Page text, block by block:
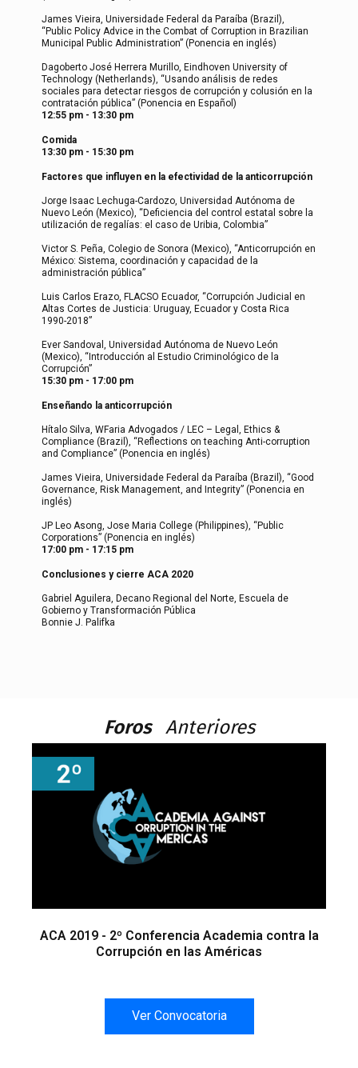
James Vieira, Universidade Federal da Paraíba (Brazil),
“Public Policy Advice in the Combat of Corruption in Brazilian
Municipal Public Administration” (Ponencia en inglés)
Dagoberto José Herrera Murillo, Eindhoven University of
Technology (Netherlands), “Usando análisis de redes
sociales para detectar riesgos de corrupción y colusión en la
contratación pública” (Ponencia en Español)
12:55 pm - 13:30 pm
Comida
13:30 pm - 15:30 pm
Factores que influyen en la efectividad de la anticorrupción
Jorge Isaac Lechuga-Cardozo, Universidad Autónoma de
Nuevo León (Mexico), “Deficiencia del control estatal sobre la
utilización de regalías: el caso de Uribia, Colombia”
Victor S. Peña, Colegio de Sonora (Mexico), “Anticorrupción en
México: Sistema, coordinación y capacidad de la
administración pública”
Luis Carlos Erazo, FLACSO Ecuador, “Corrupción Judicial en
Altas Cortes de Justicia: Uruguay, Ecuador y Costa Rica
1990-2018”
Ever Sandoval, Universidad Autónoma de Nuevo León
(Mexico), “Introducción al Estudio Criminológico de la
Corrupción”
15:30 pm - 17:00 pm
Enseñando la anticorrupción
Hítalo Silva, WFaria Advogados / LEC – Legal, Ethics &
Compliance (Brazil), “Reflections on teaching Anti-corruption
and Compliance” (Ponencia en inglés)
James Vieira, Universidade Federal da Paraíba (Brazil), “Good
Governance, Risk Management, and Integrity” (Ponencia en
inglés)
JP Leo Asong, Jose Maria College (Philippines), “Public
Corporations” (Ponencia en inglés)
17:00 pm - 17:15 pm
Conclusiones y cierre ACA 2020
Gabriel Aguilera, Decano Regional del Norte, Escuela de
Gobierno y Transformación Pública
Bonnie J. Palifka
Foros Anteriores
ACA 2019 - 2º Conferencia Academia contra la
Corrupción en las Américas
Ver Convocatoria